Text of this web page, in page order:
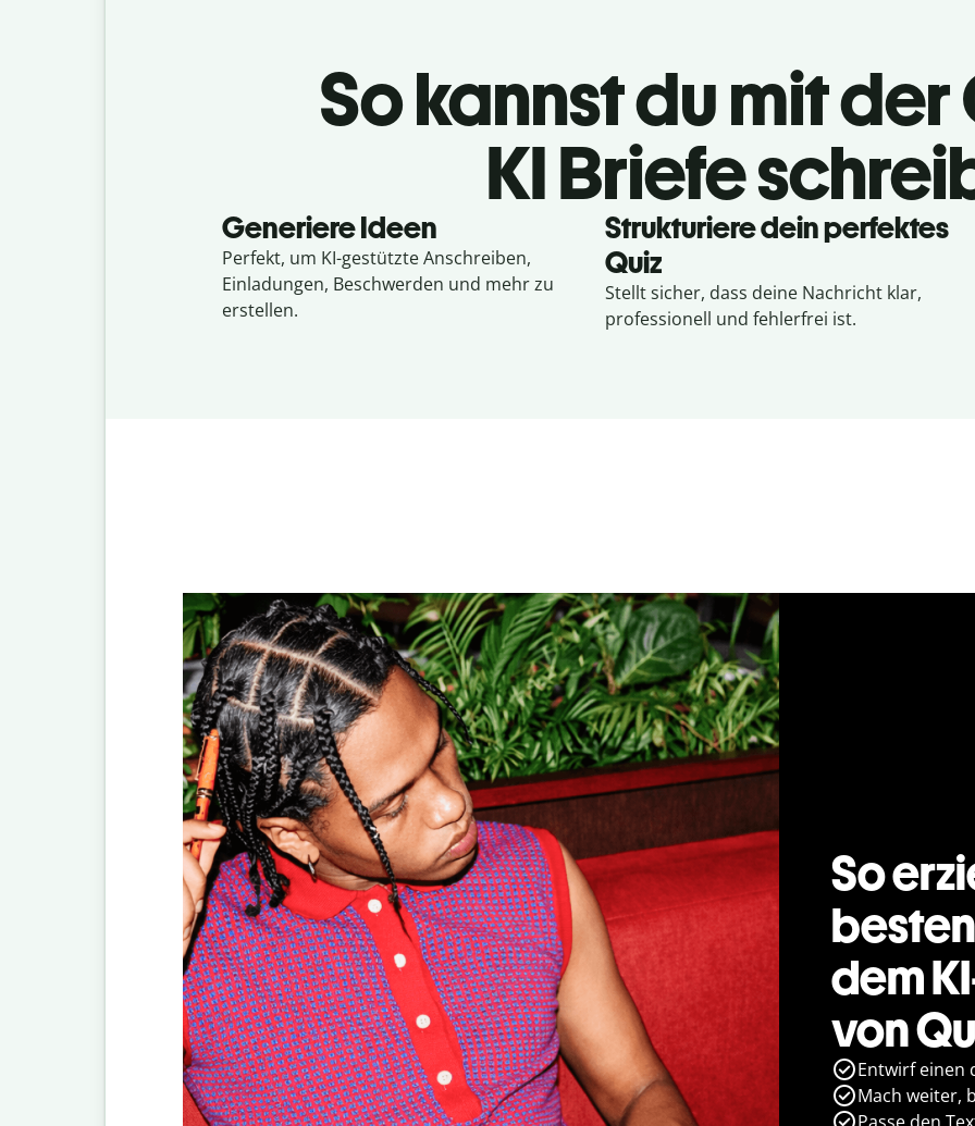
So kannst du mit
KI Briefe
Generiere Ideen
Perfekt, um KI-gestützte Anschreiben,
Einladungen, Beschwerden und mehr zu
erstellen.
Strukturiere dein perfektes
Quiz
Stellt sicher, dass deine Nachricht klar,
professionell und fehlerfrei ist.
So
dem
von
Entwirf einen
Mach weiter,